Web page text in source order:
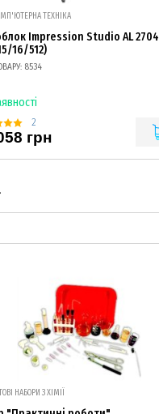
ТЕХНІКА
Impression Studio AL 2704
16/512)
8534
2
грн
НАБОРИ З ХІМІЇ